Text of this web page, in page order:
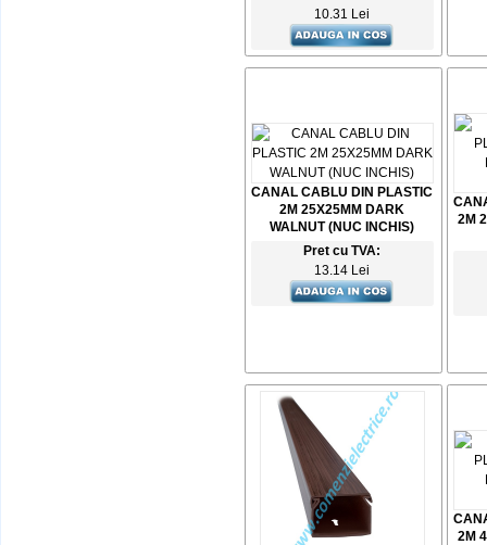
10.31 Lei
CANAL CABLU DIN PLASTIC
2M 25X25MM DARK
WALNUT (NUC INCHIS)
Pret cu TVA:
13.14 Lei
2M
2M